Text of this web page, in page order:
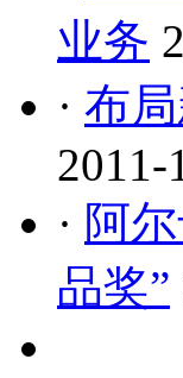
业务
· 布
2011-
· 阿
品奖”